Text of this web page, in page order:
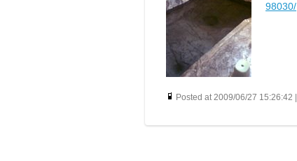
98030/
Posted at 2009/06/27 15:26:42 |